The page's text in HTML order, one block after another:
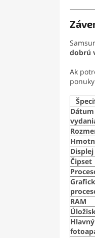
dobrú
Ak
ponuky
Dátum
Displej
Čipset
RAM
Hlavný